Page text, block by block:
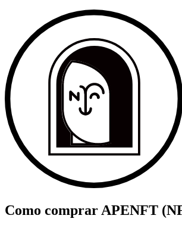
Como comprar APENFT